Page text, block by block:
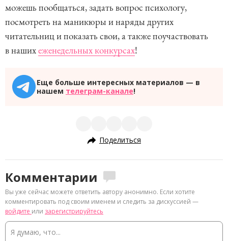
можешь пообщаться, задать вопрос психологу,
посмотреть на маникюры и наряды других
читательниц и показать свои, а также поучаствовать
в нашихеженедельных конкурсах!
Еще больше интересных материалов — в
нашем телеграм-канале!
Поделиться
Комментарии
Вы уже сейчас можете ответить автору анонимно. Если хотите
комментировать под своим именем и следить за дискуссией —
войдите или зарегистрируйтесь